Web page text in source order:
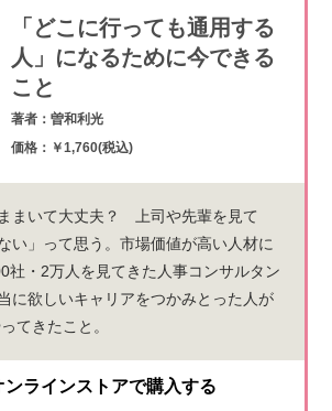
「どこに行っても通用する
人」になるために今できる
こと
著者：曽和利光
価格：￥1,760(税込)
まいて大丈夫？ 上司や先輩を見て
い」って思う。市場価値が高い人材に
・2万人を見てきた人事コンサルタン
に欲しいキャリアをつかみとった人が
てきたこと。
ンラインストアで購入する